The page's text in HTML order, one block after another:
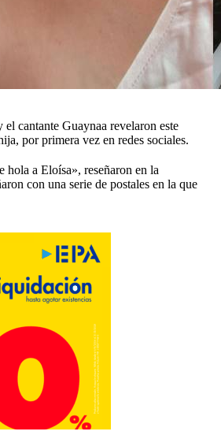
cantante Guaynaa revelaron este
por primera vez en redes sociales.
a Eloísa», reseñaron en la
con una serie de postales en la que